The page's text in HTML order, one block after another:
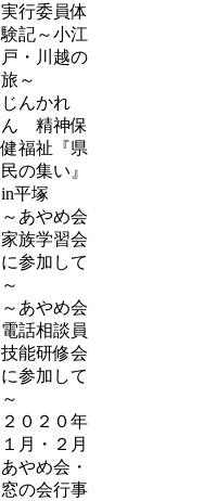
実行委員体
験記～小江
戸・川越の
旅～
じんかれ
ん 精神保
健福祉『県
民の集い』
in平塚
～あやめ会
家族学習会
に参加して
～
～あやめ会
電話相談員
技能研修会
に参加して
～
２０２０年
１月・２月
あやめ会・
窓の会行事